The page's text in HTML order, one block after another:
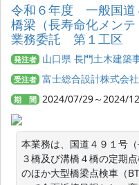
令和６年度 一般国道
橋梁（長寿命化メン
業務委託 第１工区
発注者 山口県 長門土木建築
受注者 富士総合設計株式会社
期 間 2024/07/29～2024/
本業務は、国道４９１号
３橋及び溝橋４橋の定期
のほか大型橋梁点検車（